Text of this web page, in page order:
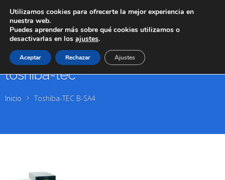
toshiba-tec
Inicio Toshiba-TEC B-SA4
Utilizamos cookies para ofrecerte la mejor experiencia en
nuestra web.
Puedes aprender más sobre qué cookies utilizamos o
desactivarlas en los ajustes.
Aceptar Rechazar Ajustes